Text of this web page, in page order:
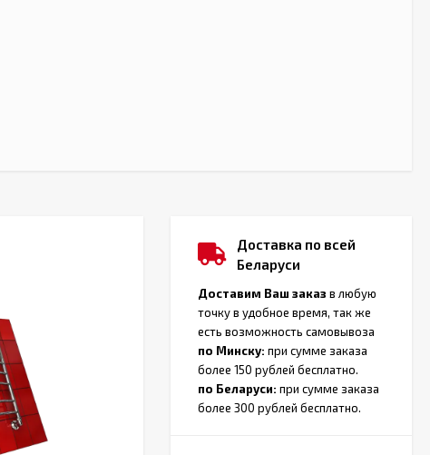
Доставка по всей
Беларуси
Доставим Ваш заказ в любую
точку в удобное время, так же
есть возможность самовывоза
по Минску: при сумме заказа
более 150 рублей бесплатно.
по Беларуси: при сумме заказа
более 300 рублей бесплатно.